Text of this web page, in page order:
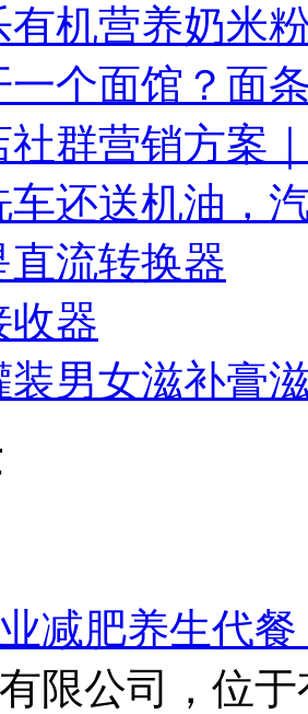
有机营养奶米
一个面馆？面
社群营销方案
车还送机油，
直流转换器
收器
装男女滋补膏
减肥养生代餐
限公司，位